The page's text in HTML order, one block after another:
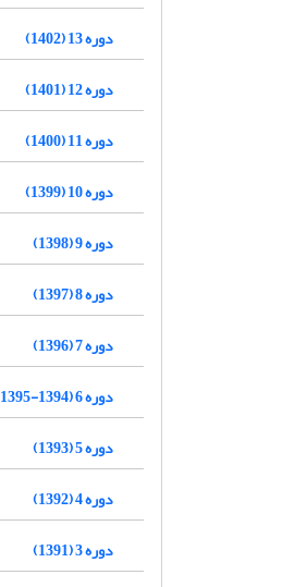
دوره 13 (1402)
دوره 12 (1401)
دوره 11 (1400)
دوره 10 (1399)
دوره 9 (1398)
دوره 8 (1397)
دوره 7 (1396)
دوره 6 (1394-1395)
دوره 5 (1393)
دوره 4 (1392)
دوره 3 (1391)